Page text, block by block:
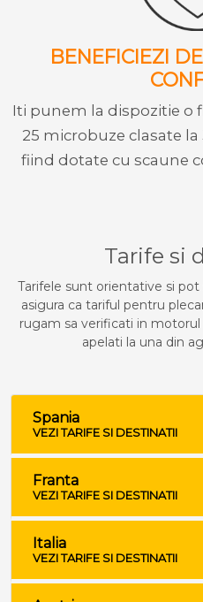
BENEFICIEZI
Iti punem la dispozitie o
25 microbuze clasate
fiind dotate cu scaune
Tarife si
Tarifele sunt orientative si
asigura ca tariful pentru
rugam sa verificati in
apelati la una din
Spania
VEZI TARIFE SI DESTINATII
Franta
VEZI TARIFE SI DESTINATII
Italia
VEZI TARIFE SI DESTINATII